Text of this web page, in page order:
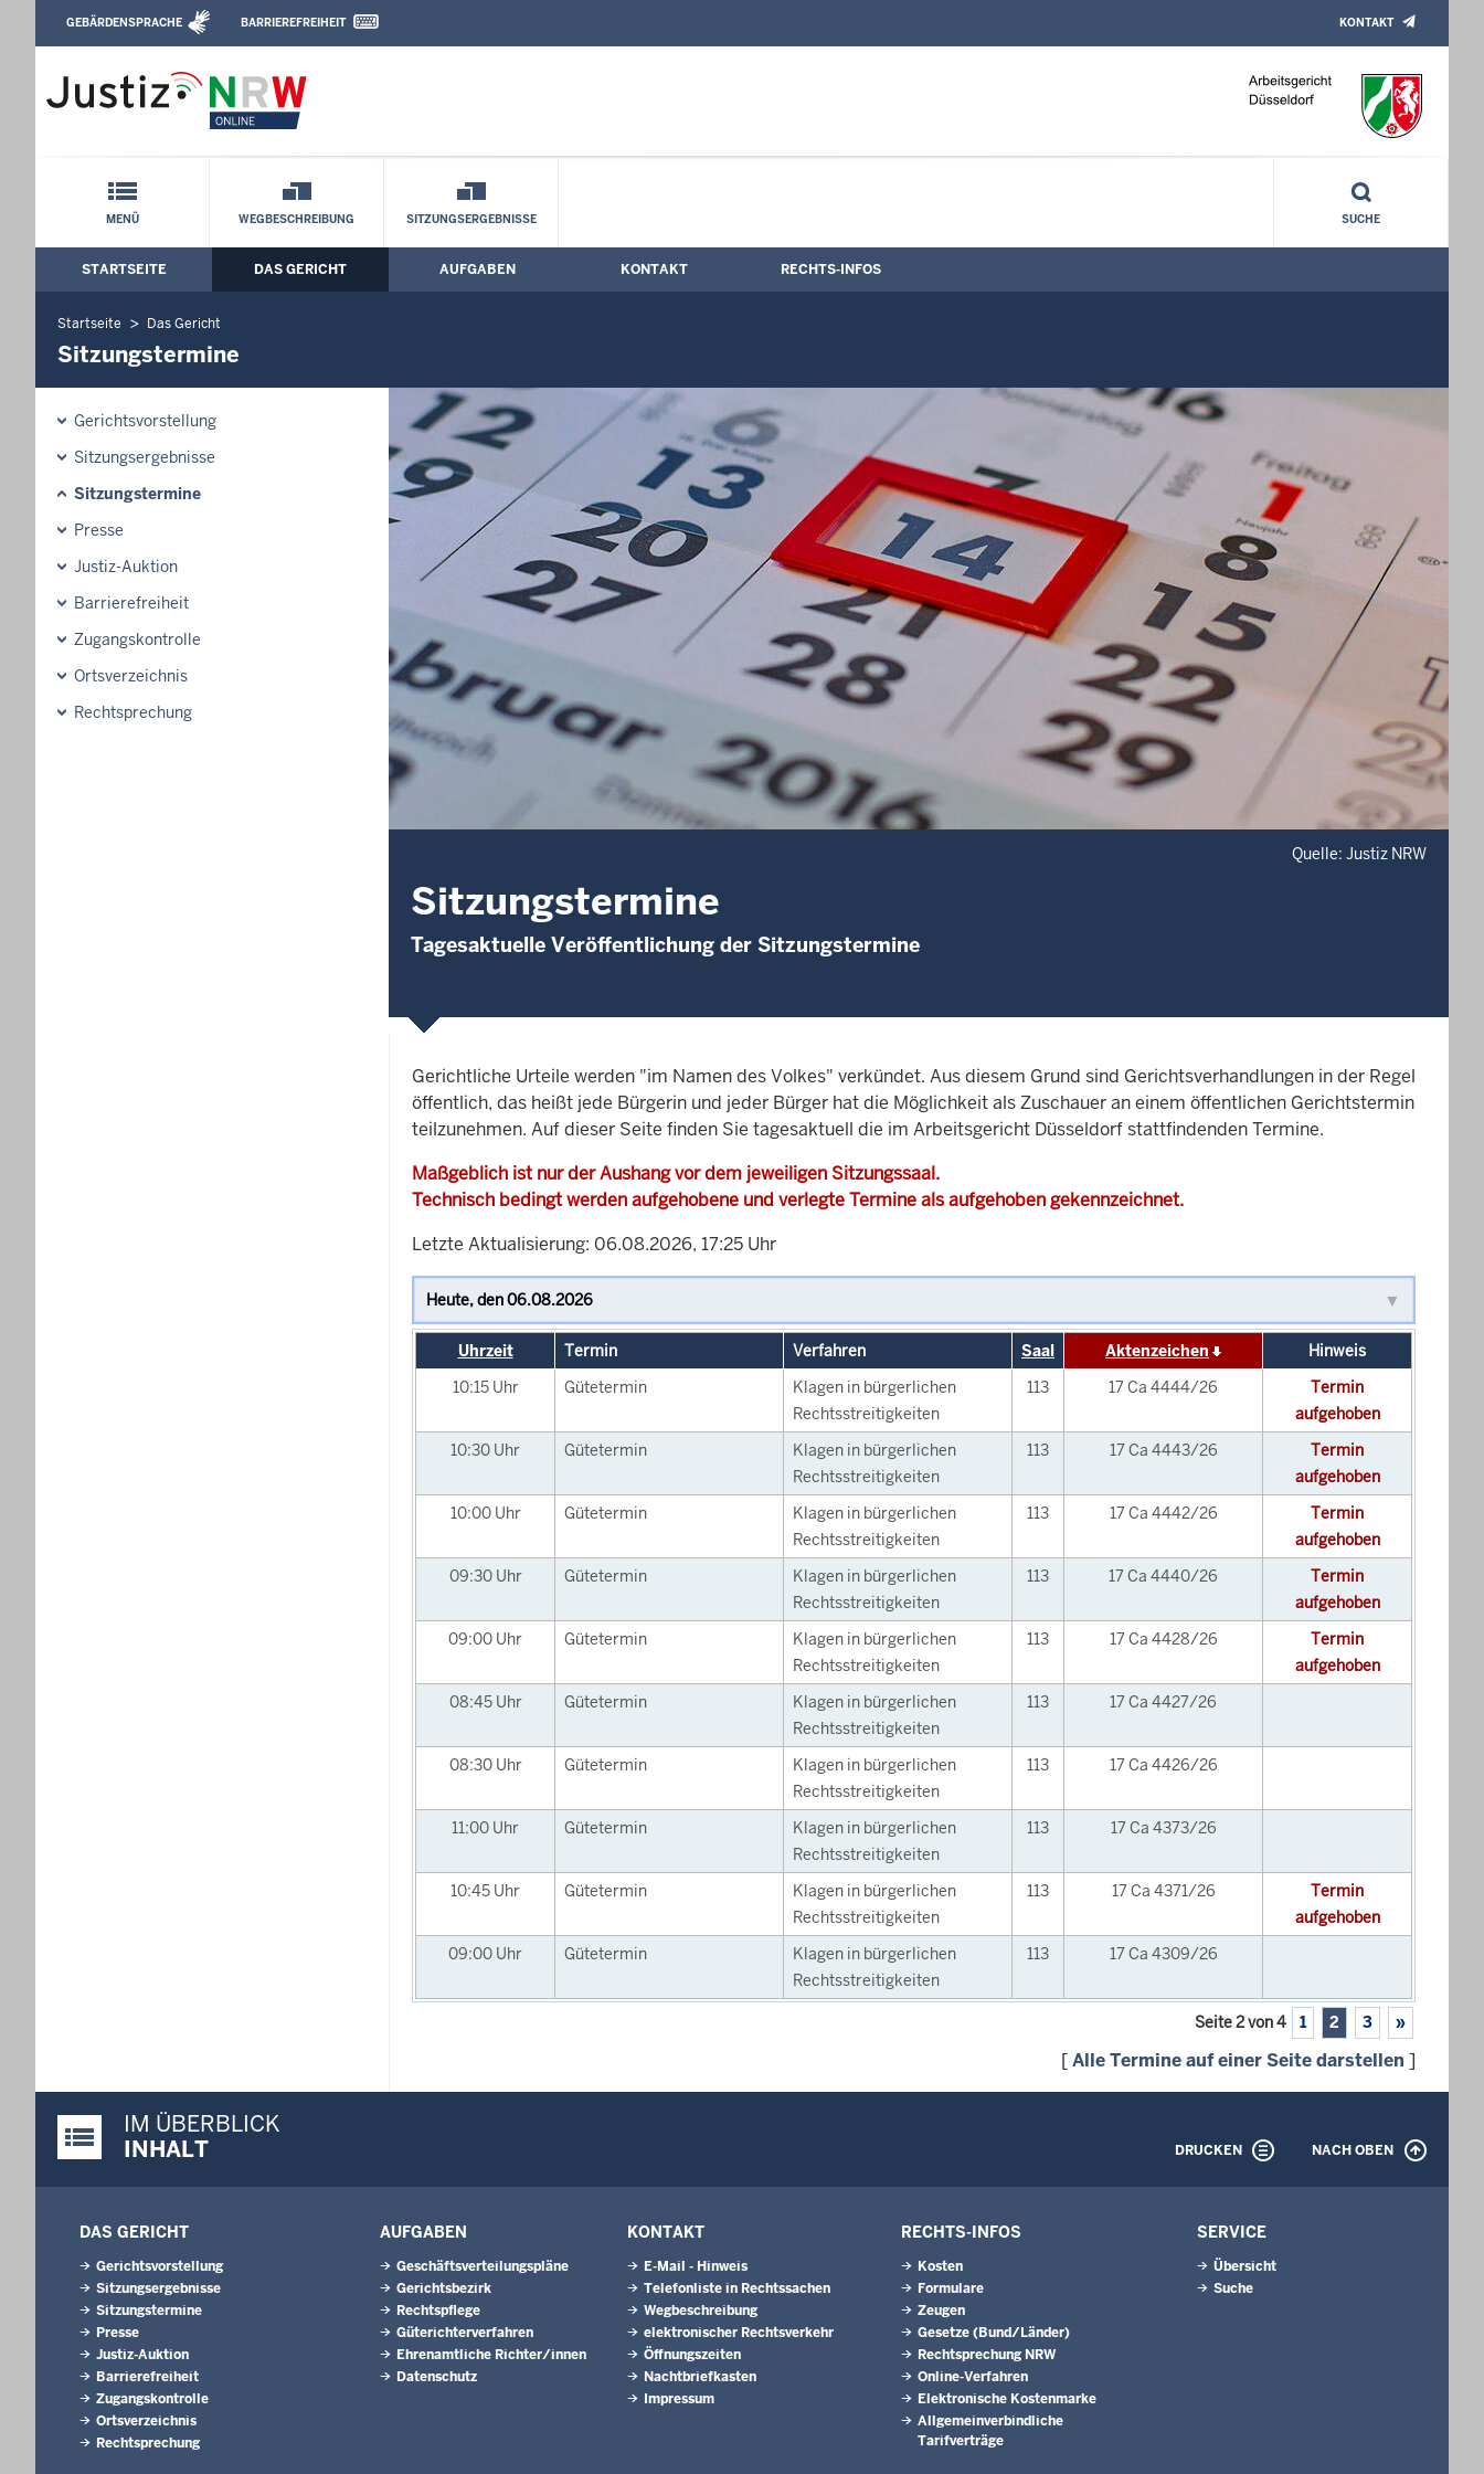
Arbeitsgericht Düsseldorf: Sitzungstermine
Direkt zum Inhalt
Leichte Sprache, Gebärdensprachenvideo und Kontaktformular
GEBÄRDENSPRACHE BARRIEREFREIHEIT KONTAKT
Schnellnavigation mit Volltext-Suche
MENÜ WEGBESCHREIBUNG SITZUNGSERGEBNISSE SUCHE
Hauptmenü: Hauptnavigation
STARTSEITE DAS GERICHT AUFGABEN KONTAKT RECHTS-INFOS
Startseite Das Gericht
Sitzungstermine
Gerichtsvorstellung
Sitzungsergebnisse
Sitzungstermine
Presse
Justiz-Auktion
Barrierefreiheit
Zugangskontrolle
Ortsverzeichnis
Rechtsprechung
Quelle: Justiz NRW
Sitzungstermine
Tagesaktuelle Veröffentlichung der Sitzungstermine
Gerichtliche Urteile werden "im Namen des Volkes" verkündet. Aus diesem Grund sind Gerichtsverhandlungen in der Regel
öffentlich, das heißt jede Bürgerin und jeder Bürger hat die Möglichkeit als Zuschauer an einem öffentlichen Gerichtstermin
teilzunehmen. Auf dieser Seite finden Sie tagesaktuell die im Arbeitsgericht Düsseldorf stattfindenden Termine.
Maßgeblich ist nur der Aushang vor dem jeweiligen Sitzungssaal.
Technisch bedingt werden aufgehobene und verlegte Termine als aufgehoben gekennzeichnet.
Letzte Aktualisierung: 06.08.2026, 17:25 Uhr
Uhrzeit Termin Verfahren Saal Aktenzeichen
Hinweis
10:15 Uhr Gütetermin
Klagen in bürgerlichen
Rechtsstreitigkeiten
113 17 Ca 4444/26
Termin
aufgehoben
10:30 Uhr Gütetermin
Klagen in bürgerlichen
Rechtsstreitigkeiten
113 17 Ca 4443/26
Termin
aufgehoben
10:00 Uhr Gütetermin
Klagen in bürgerlichen
Rechtsstreitigkeiten
113 17 Ca 4442/26
Termin
aufgehoben
09:30 Uhr Gütetermin
Klagen in bürgerlichen
Rechtsstreitigkeiten
113 17 Ca 4440/26
Termin
aufgehoben
09:00 Uhr Gütetermin
Klagen in bürgerlichen
Rechtsstreitigkeiten
113 17 Ca 4428/26
Termin
aufgehoben
08:45 Uhr Gütetermin
Klagen in bürgerlichen
Rechtsstreitigkeiten
113 17 Ca 4427/26
08:30 Uhr Gütetermin
Klagen in bürgerlichen
Rechtsstreitigkeiten
113 17 Ca 4426/26
11:00 Uhr Gütetermin
Klagen in bürgerlichen
Rechtsstreitigkeiten
113 17 Ca 4373/26
10:45 Uhr Gütetermin
Klagen in bürgerlichen
Rechtsstreitigkeiten
113 17 Ca 4371/26
Termin
aufgehoben
09:00 Uhr Gütetermin
Klagen in bürgerlichen
Rechtsstreitigkeiten
113 17 Ca 4309/26
Seite 2 von 4 1 2 3 »
[Alle Termine auf einer Seite darstellen ]
Justiz-Portal im Überblick:
IM ÜBERBLICK
INHALT
DRUCKEN NACH OBEN
DAS GERICHT
Gerichtsvorstellung
Sitzungsergebnisse
Sitzungstermine
Presse
Justiz-Auktion
Barrierefreiheit
Zugangskontrolle
Ortsverzeichnis
Rechtsprechung
AUFGABEN
Geschäftsverteilungspläne
Gerichtsbezirk
Rechtspflege
Güterichterverfahren
Ehrenamtliche Richter/innen
Datenschutz
KONTAKT
E-Mail - Hinweis
Telefonliste in Rechtssachen
Wegbeschreibung
elektronischer Rechtsverkehr
Öffnungszeiten
Nachtbriefkasten
Impressum
RECHTS-INFOS
Kosten
Formulare
Zeugen
Gesetze (Bund/Länder)
Rechtsprechung NRW
Online-Verfahren
Elektronische Kostenmarke
Allgemeinverbindliche
Tarifverträge
SERVICE
Übersicht
Suche